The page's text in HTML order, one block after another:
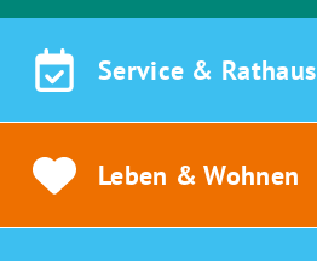
Service & Rathaus
Leben & Wohnen